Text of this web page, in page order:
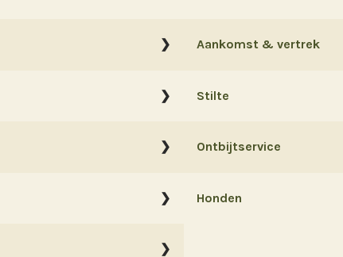
Aankomst & vertrek
Stilte
Ontbijtservice
Honden